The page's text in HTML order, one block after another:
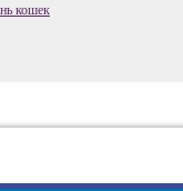
кошек